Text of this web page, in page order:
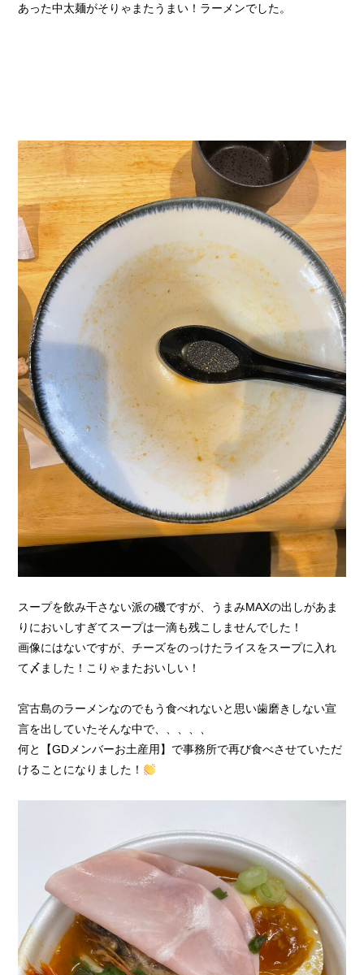
あった中太麺がそりゃまたうまい！ラーメンでした。
スープを飲み干さない派の磯ですが、うまみMAXの出しがあま
りにおいしすぎてスープは一滴も残こしませんでした！
画像にはないですが、チーズをのっけたライスをスープに入れ
て〆ました！こりゃまたおいしい！
宮古島のラーメンなのでもう食べれないと思い歯磨きしない宣
言を出していたそんな中で、、、、、
何と【GDメンバーお土産用】で事務所で再び食べさせていただ
けることになりました！